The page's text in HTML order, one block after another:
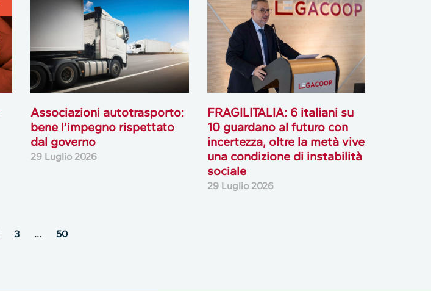
Associazioni autotrasporto:
bene l’impegno rispettato
dal governo
29 Luglio 2026
FRAGILITALIA: 6 italiani su
10 guardano al futuro con
incertezza, oltre la metà vive
una condizione di instabilità
sociale
29 Luglio 2026
3 … 50